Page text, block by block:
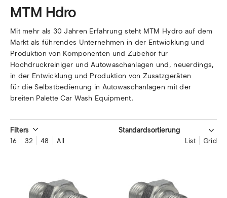
MTM Hdro
Mit mehr als 30 Jahren Erfahrung steht MTM Hydro auf dem
Markt als führendes Unternehmen in der Entwicklung und
Produktion von Komponenten und Zubehör für
Hochdruckreiniger und Autowaschanlagen und, neuerdings,
in der Entwicklung und Produktion von Zusatzgeräten
für die Selbstbedienung in Autowaschanlagen mit der
breiten Palette Car Wash Equipment.
Filters
16 32 48 All List Grid